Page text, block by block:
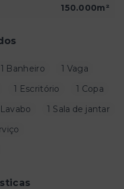
1 Banheiro
1 Vaga
1 Escritório
1 Copa
Lavabo
1 Sala de jantar
150.000m²